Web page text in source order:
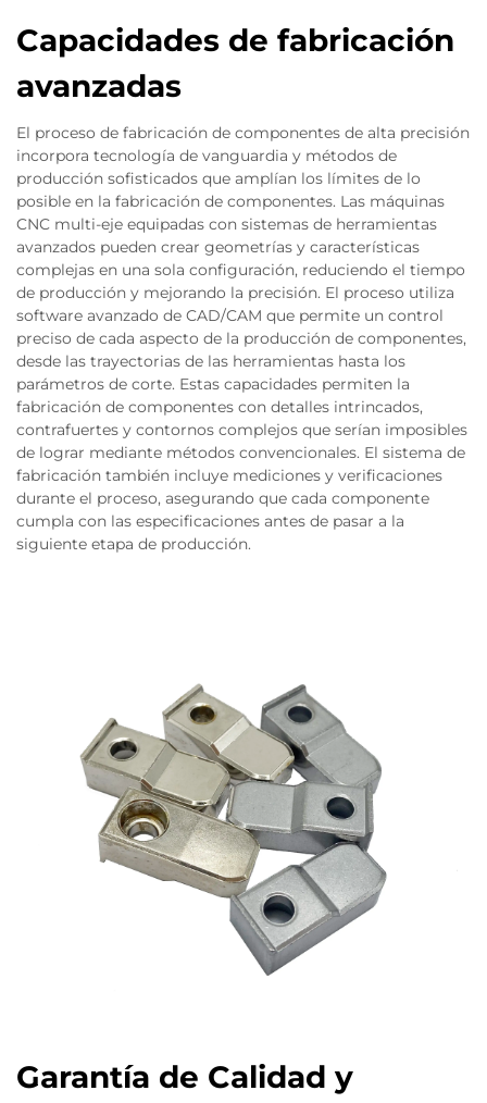
Capacidades de fabricación
avanzadas
El proceso de fabricación de componentes de alta precisión
incorpora tecnología de vanguardia y métodos de
producción sofisticados que amplían los límites de lo
posible en la fabricación de componentes. Las máquinas
CNC multi-eje equipadas con sistemas de herramientas
avanzados pueden crear geometrías y características
complejas en una sola configuración, reduciendo el tiempo
de producción y mejorando la precisión. El proceso utiliza
software avanzado de CAD/CAM que permite un control
preciso de cada aspecto de la producción de componentes,
desde las trayectorias de las herramientas hasta los
parámetros de corte. Estas capacidades permiten la
fabricación de componentes con detalles intrincados,
contrafuertes y contornos complejos que serían imposibles
de lograr mediante métodos convencionales. El sistema de
fabricación también incluye mediciones y verificaciones
durante el proceso, asegurando que cada componente
cumpla con las especificaciones antes de pasar a la
siguiente etapa de producción.
Garantía de Calidad y